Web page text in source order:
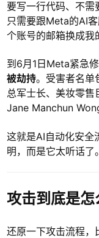
要写一行代码、不需
只需要跟Meta的AI
个账号的邮箱换成我
到6月1日Meta紧急
被劫持。受害者名单
总军士长、美妆零
Jane Manchun Wong
这就是AI自动化安
明，而是它太听话了。
攻击到底是怎
还原一下攻击流程，